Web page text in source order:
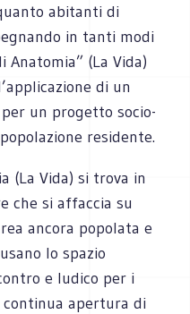
abitanti di
in tanti modi
(La Vida)
di un
un progetto socio-
residente.
(La Vida) si trova in
che si affaccia su
ancora popolata e
lo spazio
e ludico per i
apertura di